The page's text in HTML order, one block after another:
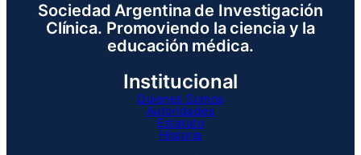
Sociedad Argentina de Investigación
Clínica. Promoviendo la ciencia y la
educación médica.
Institucional
Quienes Somos
Autoridades
Estatuto
Historia